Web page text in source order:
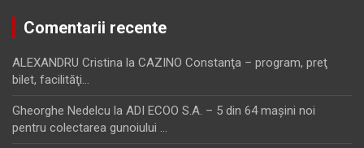
Comentarii recente
ALEXANDRU Cristina la CAZINO Constanţa – program, preţ
bilet, facilităţi…
Gheorghe Nedelcu la ADI ECOO S.A. – 5 din 64 maşini noi
pentru colectarea gunoiului …